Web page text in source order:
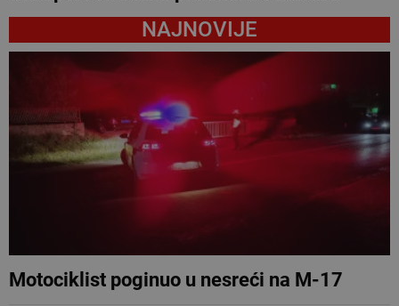
NAJNOVIJE
Motociklist poginuo u nesreći na M-17